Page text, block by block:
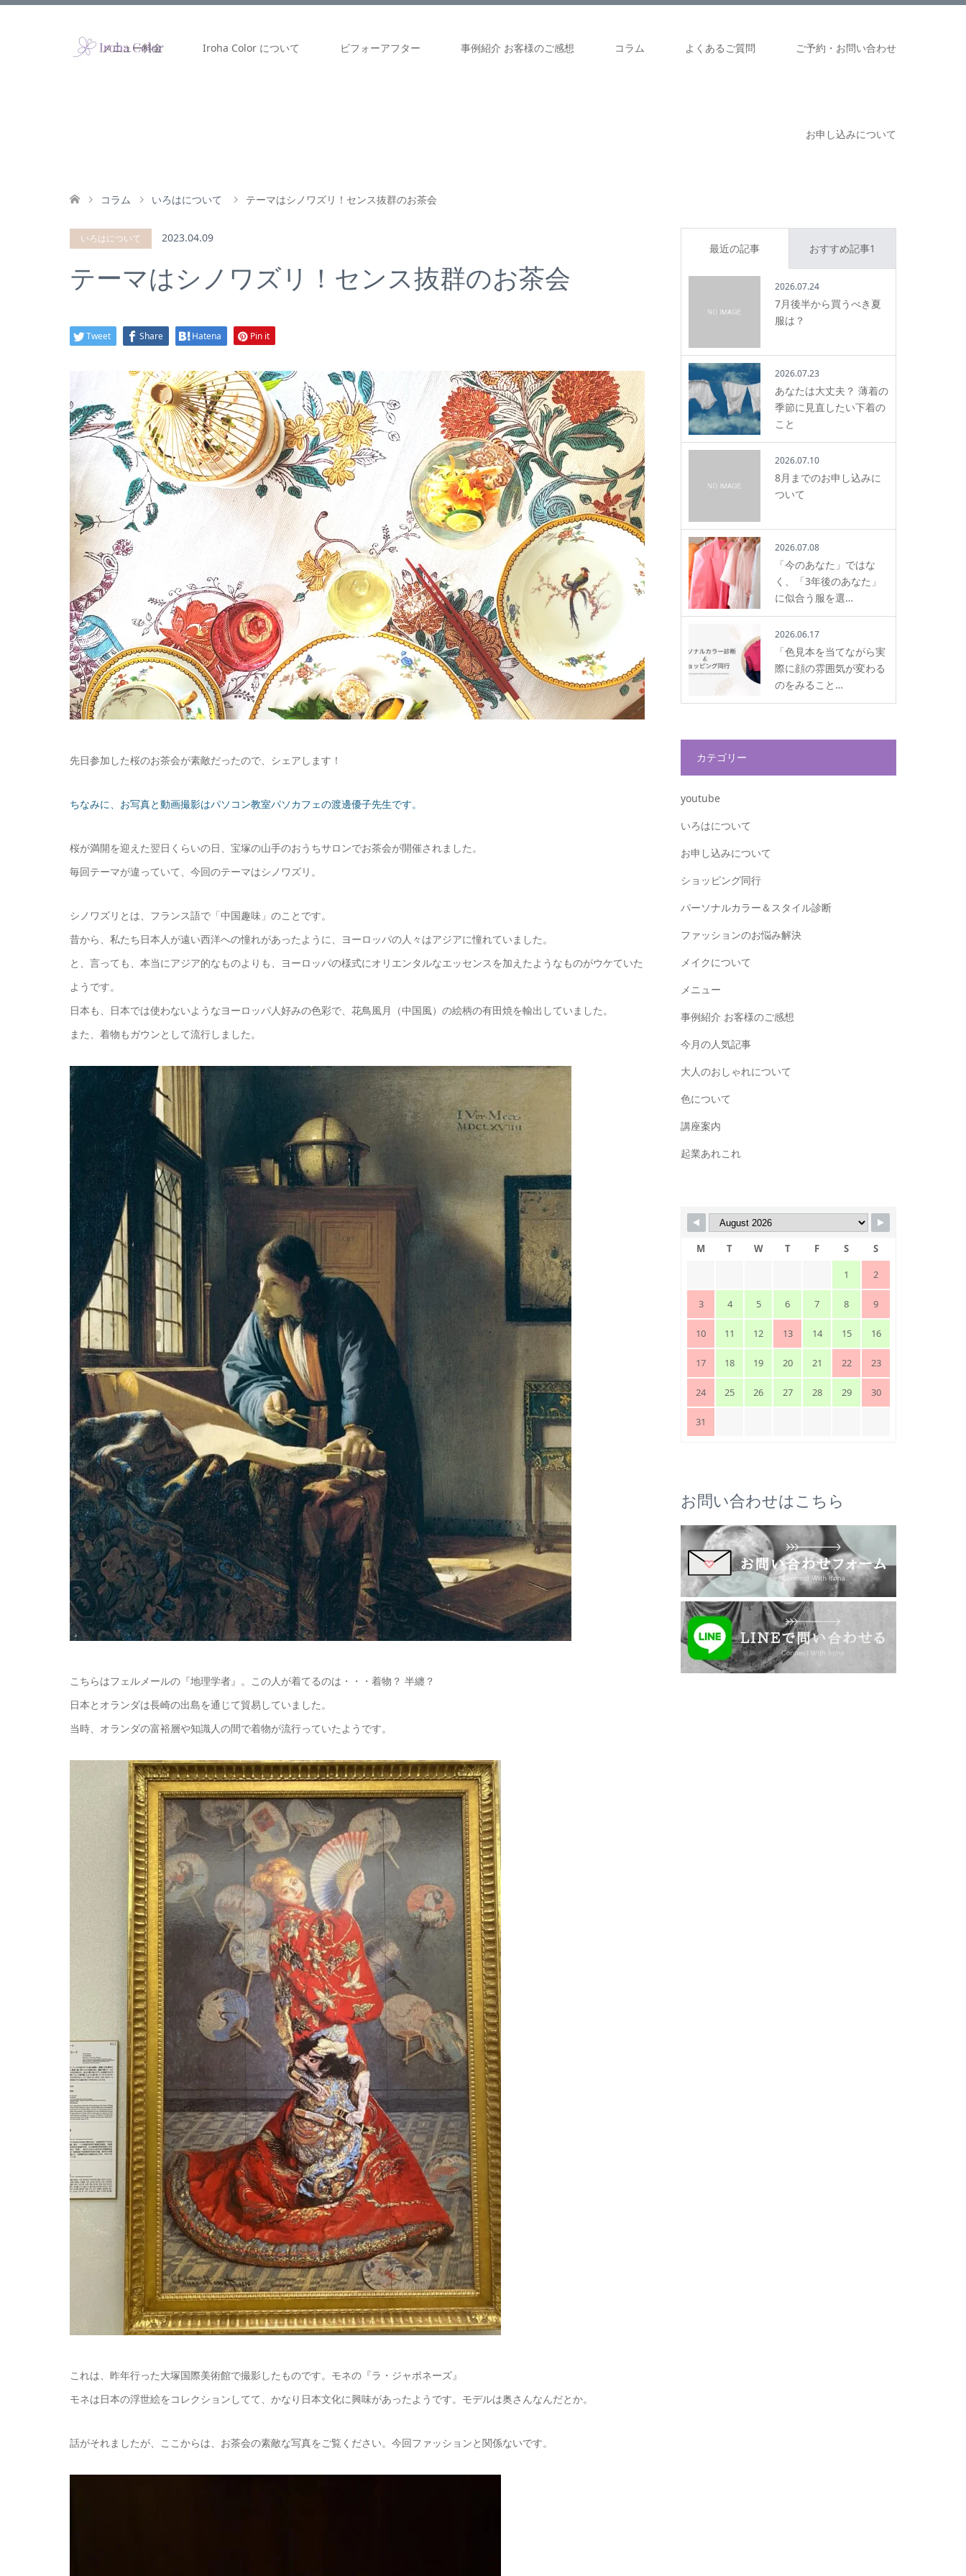
メニュー料金 Iroha Color について ビフォーアフター 事例紹介 お客様のご感想 コラム よくあるご質問 ご予約・お問い合わせ
お申し込みについて
コラム いろはについて テーマはシノワズリ！センス抜群のお茶会
いろはについて 2023.04.09
テーマはシノワズリ！センス抜群のお茶会
Tweet Share Hatena Pin it
先日参加した桜のお茶会が素敵だったので、シェアします！
ちなみに、お写真と動画撮影はパソコン教室パソカフェの渡邊優子先生です。
桜が満開を迎えた翌日くらいの日、宝塚の山手のおうちサロンでお茶会が開催されました。
毎回テーマが違っていて、今回のテーマはシノワズリ。
シノワズリとは、フランス語で「中国趣味」のことです。
昔から、私たち日本人が遠い西洋への憧れがあったように、ヨーロッパの人々はアジアに憧れていました。
と、言っても、本当にアジア的なものよりも、ヨーロッパの様式にオリエンタルなエッセンスを加えたようなものがウケていた
ようです。
日本も、日本では使わないようなヨーロッパ人好みの色彩で、花鳥風月（中国風）の絵柄の有田焼を輸出していました。
また、着物もガウンとして流行しました。
こちらはフェルメールの『地理学者』。この人が着てるのは・・・着物？ 半纏？
日本とオランダは長崎の出島を通じて貿易していました。
当時、オランダの富裕層や知識人の間で着物が流行っていたようです。
これは、昨年行った大塚国際美術館で撮影したものです。モネの『ラ・ジャポネーズ』
モネは日本の浮世絵をコレクションしてて、かなり日本文化に興味があったようです。モデルは奥さんなんだとか。
話がそれましたが、ここからは、お茶会の素敵な写真をご覧ください。今回ファッションと関係ないです。
最近の記事 おすすめ記事1
2026.07.24
7月後半から買うべき夏
服は？
2026.07.23
あなたは大丈夫？ 薄着の
季節に見直したい下着の
こと
2026.07.10
8月までのお申し込みに
ついて
2026.07.08
「今のあなた」ではな
く、「3年後のあなた」
に似合う服を選…
2026.06.17
「色見本を当てながら実
際に顔の雰囲気が変わる
のをみること…
カテゴリー
youtube
いろはについて
お申し込みについて
ショッピング同行
パーソナルカラー＆スタイル診断
ファッションのお悩み解決
メイクについて
メニュー
事例紹介 お客様のご感想
今月の人気記事
大人のおしゃれについて
色について
講座案内
起業あれこれ
M T W T F S
S
1
2
3 4 5 6 7 8 9
10 11 12 13 14 15 16
17 18 19 20 21 22 23
24 25 26 27 28 29 30
31
お問い合わせはこちら